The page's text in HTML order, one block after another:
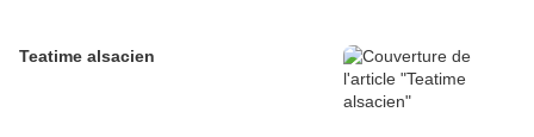
Teatime alsacien